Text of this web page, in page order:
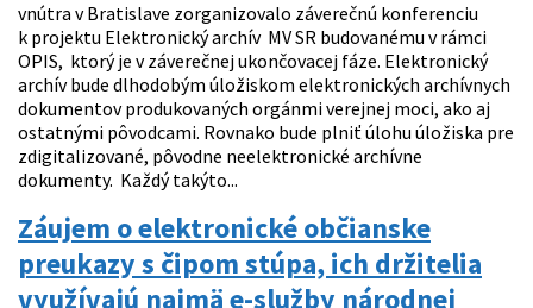
vnútra v Bratislave zorganizovalo záverečnú konferenciu
k projektu Elektronický archív MV SR budovanému v rámci
OPIS, ktorý je v záverečnej ukončovacej fáze. Elektronický
archív bude dlhodobým úložiskom elektronických archívnych
dokumentov produkovaných orgánmi verejnej moci, ako aj
ostatnými pôvodcami. Rovnako bude plniť úlohu úložiska pre
zdigitalizované, pôvodne neelektronické archívne
dokumenty. Každý takýto...
Záujem o elektronické občianske
preukazy s čipom stúpa, ich držitelia
využívajú najmä e-služby národnej